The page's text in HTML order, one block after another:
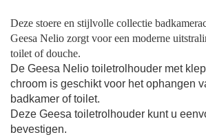
Deze stoere en stijlvolle collectie
Geesa Nelio zorgt voor een moderne
toilet of douche.
De Geesa Nelio toiletrolhouder met
chroom is geschikt voor het ophangen
badkamer of toilet.
Deze Geesa toiletrolhouder kunt u
bevestigen.